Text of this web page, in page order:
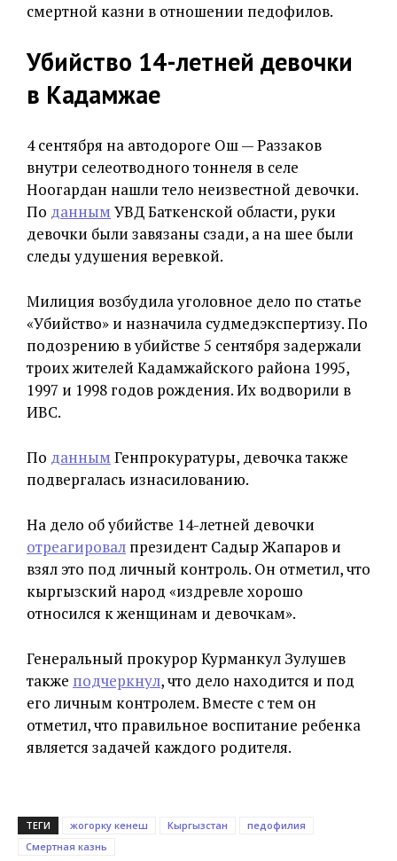
смертной казни в отношении педофилов.
Убийство 14-летней девочки
в Кадамжае
4 сентября на автодороге Ош — Раззаков
внутри селеотводного тоннеля в селе
Ноогардан нашли тело неизвестной девочки.
По данным УВД Баткенской области, руки
девочки были завязаны сзади, а на шее были
следы удушения веревкой.
Милиция возбудила уголовное дело по статье
«Убийство» и назначила судмедэкспертизу. По
подозрению в убийстве 5 сентября задержали
троих жителей Кадамжайского района 1995,
1997 и 1998 годов рождения. Их водворили в
ИВС.
По данным Генпрокуратуры, девочка также
подвергалась изнасилованию.
На дело об убийстве 14-летней девочки
отреагировал президент Садыр Жапаров и
взял это под личный контроль. Он отметил, что
кыргызский народ «издревле хорошо
относился к женщинам и девочкам».
Генеральный прокурор Курманкул Зулушев
также подчеркнул, что дело находится и под
его личным контролем. Вместе с тем он
отметил, что правильное воспитание ребенка
является задачей каждого родителя.
ТЕГИ жогорку кенеш Кыргызстан
педофилия
Смертная казнь